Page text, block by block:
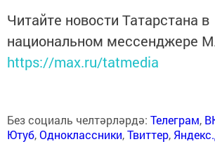
Читайте новости Татарстана в
национальном мессенджере
https://max.ru/tatmedia
Без социаль челтәрләрдә: Телеграм,
Ютуб,Одноклассники,Твиттер,